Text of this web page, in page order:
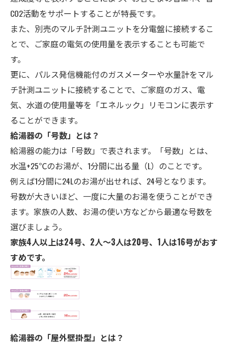
CO2活動をサポートすることが特長です。
また、別売のマルチ計測ユニットを分電盤に接続するこ
とで、ご家庭の電気の使用量を表示することも可能で
す。
更に、パルス発信機能付のガスメーターや水量計をマル
チ計測ユニットに接続することで、ご家庭のガス、電
気、水道の使用量等を「エネルック」リモコンに表示す
ることができます。
給湯器の「号数」とは？
給湯器の能力は「号数」で表されます。「号数」とは、
水温+25℃のお湯が、1分間に出る量（L）のことです。
例えば1分間に24Lのお湯が出せれば、24号となります。
号数が大きいほど、一度に大量のお湯を使うことができ
ます。家族の人数、お湯の使い方などから最適な号数を
選びましょう。
家族4人以上は24号、2人～3人は20号、1人は16号がおす
すめです。
給湯器の「屋外壁掛型」とは？